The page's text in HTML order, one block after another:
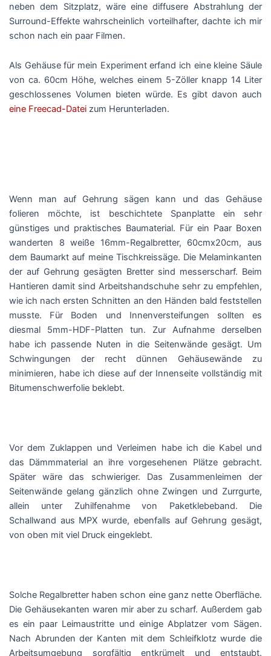
neben dem Sitzplatz, wäre eine diffusere Abstrahlung der
Surround-Effekte wahrscheinlich vorteilhafter, dachte ich mir
schon nach ein paar Filmen.
Als Gehäuse für mein Experiment erfand ich eine kleine Säule
von ca. 60cm Höhe, welches einem 5-Zöller knapp 14 Liter
geschlossenes Volumen bieten würde. Es gibt davon auch
eine Freecad-Datei zum Herunterladen.
Wenn man auf Gehrung sägen kann und das Gehäuse
folieren möchte, ist beschichtete Spanplatte ein sehr
günstiges und praktisches Baumaterial. Für ein Paar Boxen
wanderten 8 weiße 16mm-Regalbretter, 60cmx20cm, aus
dem Baumarkt auf meine Tischkreissäge. Die Melaminkanten
der auf Gehrung gesägten Bretter sind messerscharf. Beim
Hantieren damit sind Arbeitshandschuhe sehr zu empfehlen,
wie ich nach ersten Schnitten an den Händen bald feststellen
musste. Für Boden und Innenversteifungen sollten es
diesmal 5mm-HDF-Platten tun. Zur Aufnahme derselben
habe ich passende Nuten in die Seitenwände gesägt. Um
Schwingungen der recht dünnen Gehäusewände zu
minimieren, habe ich diese auf der Innenseite vollständig mit
Bitumenschwerfolie beklebt.
Vor dem Zuklappen und Verleimen habe ich die Kabel und
das Dämmmaterial an ihre vorgesehenen Plätze gebracht.
Später wäre das schwieriger. Das Zusammenleimen der
Seitenwände gelang gänzlich ohne Zwingen und Zurrgurte,
allein unter Zuhilfenahme von Paketklebeband. Die
Schallwand aus MPX wurde, ebenfalls auf Gehrung gesägt,
von oben mit viel Druck eingeklebt.
Solche Regalbretter haben schon eine ganz nette Oberfläche.
Die Gehäusekanten waren mir aber zu scharf. Außerdem gab
es ein paar Leimaustritte und einige Abplatzer vom Sägen.
Nach Abrunden der Kanten mit dem Schleifklotz wurde die
Arbeitsumgebung sorgfältig entkrümelt und entstaubt.